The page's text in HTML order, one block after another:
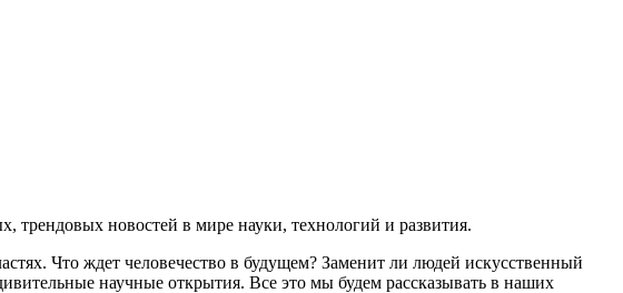
новостей в мире науки, технологий и развития.
Что ждет человечество в будущем? Заменит ли людей искусственный
научные открытия. Все это мы будем рассказывать в наших